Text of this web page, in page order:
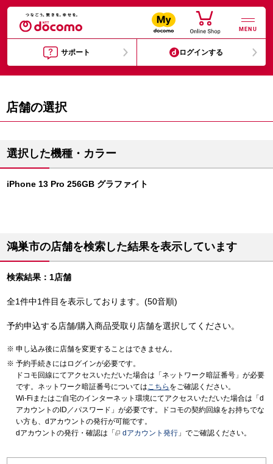
MENU
サポート ログインする
店舗の選択
選択した機種・カラー
iPhone 13 Pro 256GB グラファイト
鴻巣市の店舗を検索した結果を表示しています
検索結果：1店舗
全1件中1件目を表示しております。(50音順)
予約申込する店舗/購入商品受取り店舗を選択してください。
申し込み後に店舗を変更することはできません。
予約手続きにはログインが必要です。
ドコモ回線にてアクセスいただいた場合は「ネットワーク暗証番号」が必要
です。ネットワーク暗証番号についてはこちら をご確認ください。
Wi-Fiまたはご自宅のインターネット環境にてアクセスいただいた場合は「d
アカウントのID／パスワード」が必要です。ドコモの契約回線をお持ちでな
い方も、dアカウントの発行が可能です。
dアカウントの発行・確認は「
dアカウント発行 」でご確認ください。